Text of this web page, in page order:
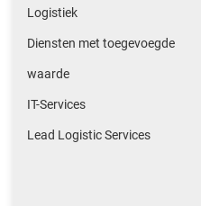
Logistiek
Diensten met toegevoegde
waarde
IT-Services
Lead Logistic Services